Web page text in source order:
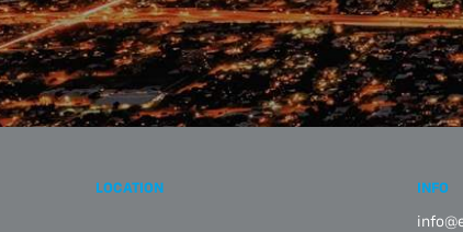
LOCATION INFO